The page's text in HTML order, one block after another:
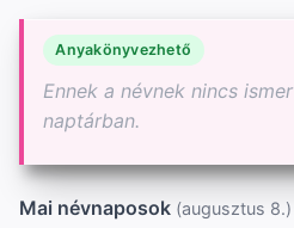
Anyakönyvezhető
Ennek a névnek nincs
naptárban.
Mai névnaposok (augusztus 8.)